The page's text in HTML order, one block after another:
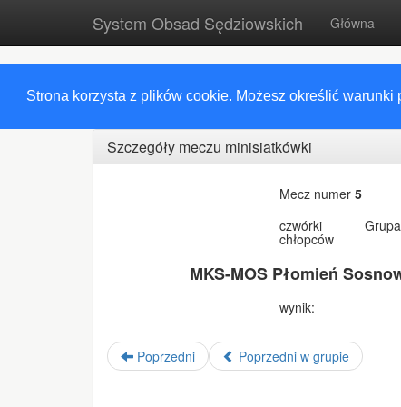
Strona korzysta z plików cookie. Możesz określić
System Obsad Sędziowskich Główna
Szczegóły meczu minisiatkówki
Mecz numer 5
czwórki
chłopców
MKS-MOS Płomień
wynik:
Poprzedni Poprzedni w grupie